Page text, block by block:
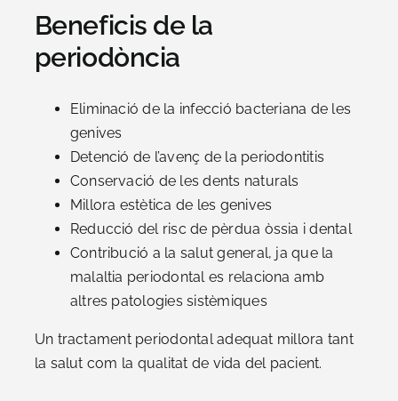
Beneficis de la
periodòncia
Eliminació de la infecció bacteriana de les
genives
Detenció de l’avenç de la periodontitis
Conservació de les dents naturals
Millora estètica de les genives
Reducció del risc de pèrdua òssia i dental
Contribució a la salut general, ja que la
malaltia periodontal es relaciona amb
altres patologies sistèmiques
Un tractament periodontal adequat millora tant
la salut com la qualitat de vida del pacient.